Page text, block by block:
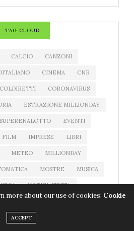
TAG CLOUD
CALCIO CANZONI
CINEMA CNR
COLDIRETTI CORONAVIRUS
ESTRAZIONE MILLIONDAY
EVENTI
FILM IMPRESE LIBRI
METEO MILLIONDAY
MOSTRE MUSICA
NOTIZIATESTA
QUOTE SUPERENALOTTO
more about our use of cookies: Cookie
ACCEPT